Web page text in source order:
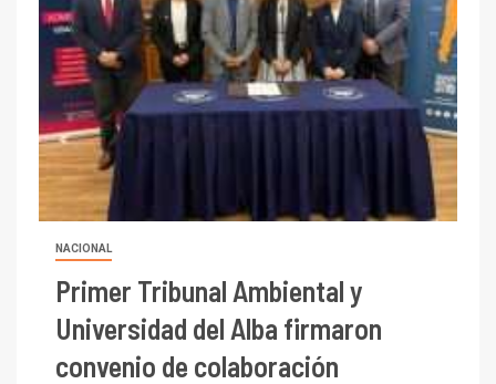
NACIONAL
Primer Tribunal Ambiental y
Universidad del Alba firmaron
convenio de colaboración